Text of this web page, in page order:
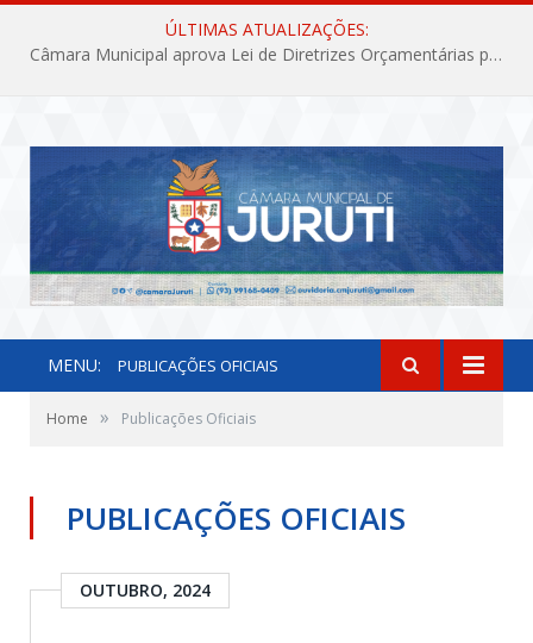
ÚLTIMAS ATUALIZAÇÕES:
Câmara Municipal aprova Lei de Diretrizes Orçamentárias para o exercício financeiro de 2027
MENU: PUBLICAÇÕES OFICIAIS
Home » Publicações Oficiais
PUBLICAÇÕES OFICIAIS
OUTUBRO, 2024